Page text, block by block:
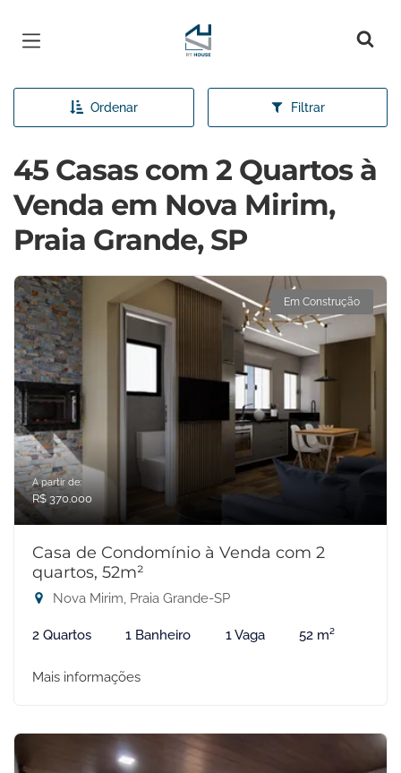
Página inicial
Ordenar Filtrar
45 Casas com 2 Quartos à
Venda em Nova Mirim,
Praia Grande, SP
Em Construção
A partir de:
R$ 370.000
Casa de Condomínio à Venda com 2
quartos, 52m²
Nova Mirim, Praia Grande-SP
2 Quartos 1 Banheiro 1 Vaga 52 m²
Mais informações